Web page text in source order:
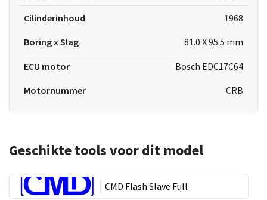
Cilinderinhoud
1968
Boring x Slag
81.0 X 95.5 mm
ECU motor
Bosch EDC17C64
Motornummer
CRB
Geschikte tools voor dit model
CMD Flash Slave Full